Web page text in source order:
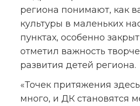
региона понимают, как
культуры в маленьких
пунктах, особенно
отметил важность
развития детей региона.
«Точек притяжения
много, и ДК становятся